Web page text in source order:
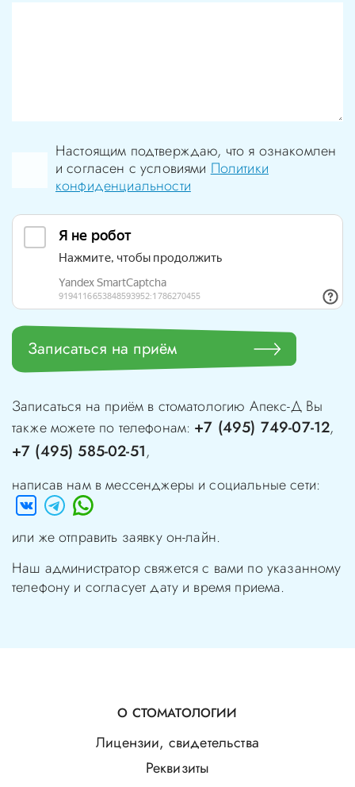
Настоящим подтверждаю, что я ознакомлен
и согласен с условиямиПолитики
конфиденциальности
Записаться на приём
Записаться на приём в стоматологию Апекс-ДВы
также можете по телефонам: +7 (495) 749-07-12,
+7 (495) 585-02-51,
написав нам в мессенджеры и социальные сети:
или же отправить заявку он-лайн.
Наш администратор свяжется с вами по указанному
телефону и согласует дату и время приема.
О СТОМАТОЛОГИИ
Лицензии, свидетельства
Реквизиты